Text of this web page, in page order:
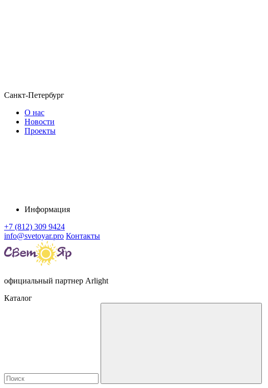
Санкт-Петербург
О нас
Новости
Проекты
Информация
+7 (812) 309 9424
info@svetoyar.pro Контакты
официальный партнер Arlight
Каталог